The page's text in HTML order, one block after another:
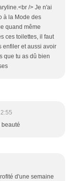
/> Je n'ai
à la Mode des
quand même
ces toilettes, il faut
enfiler et aussi avoir
que tu as dû bien
d'une semaine